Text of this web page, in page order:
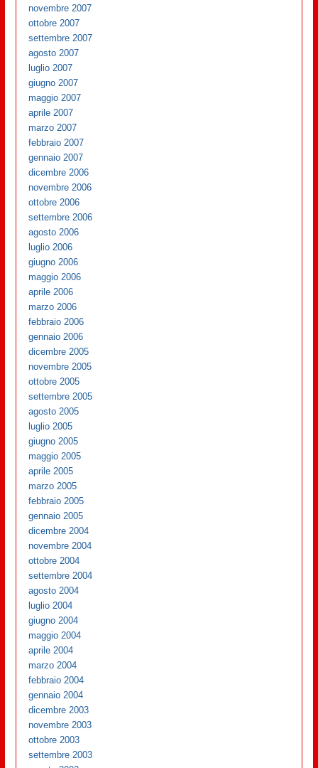
novembre 2007
ottobre 2007
settembre 2007
agosto 2007
luglio 2007
giugno 2007
maggio 2007
aprile 2007
marzo 2007
febbraio 2007
gennaio 2007
dicembre 2006
novembre 2006
ottobre 2006
settembre 2006
agosto 2006
luglio 2006
giugno 2006
maggio 2006
aprile 2006
marzo 2006
febbraio 2006
gennaio 2006
dicembre 2005
novembre 2005
ottobre 2005
settembre 2005
agosto 2005
luglio 2005
giugno 2005
maggio 2005
aprile 2005
marzo 2005
febbraio 2005
gennaio 2005
dicembre 2004
novembre 2004
ottobre 2004
settembre 2004
agosto 2004
luglio 2004
giugno 2004
maggio 2004
aprile 2004
marzo 2004
febbraio 2004
gennaio 2004
dicembre 2003
novembre 2003
ottobre 2003
settembre 2003